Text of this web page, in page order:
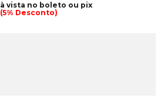
à vista no boleto ou pix
(5% Desconto)